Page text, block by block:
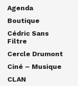
Agenda
Boutique
Cédric Sans
Filtre
Cercle Drumont
Ciné – Musique
CLAN